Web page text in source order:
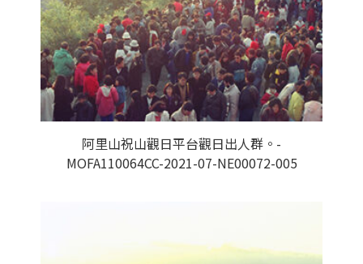
阿里山祝山觀日平台觀日出人群。-
MOFA110064CC-2021-07-NE00072-005